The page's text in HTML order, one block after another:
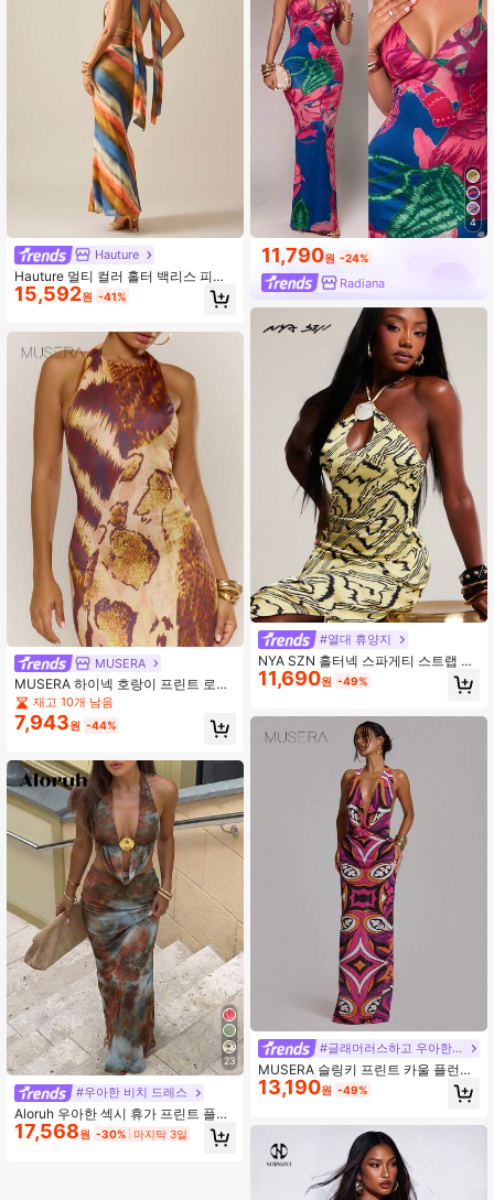
Hauture
Hauture 멀티 컬러 홀터 백리스 피팅
맥시 드레스 넥 타이 장식, 보헤미안
15,592원 -41%
MUSERA
MUSERA 하이넥 호랑이 프린트 로우
스쿱 사이드 홀터넥 피티드 맥시 드레
스 귀여운 섹시 홀리데이 봄 여름 축제
쿨 걸 빈티지 이브닝 파티 휴가
재고 10개 남음
7,943원 -44%
23
#우아한 비치 드레스
Aloruh 우아한 섹시 휴가 프린트 플런
징 넥 드레스, 아일랜드 리조트, 음악
축제 공연을 위한 등 없는 니트 롱 드
17,568원 -30% 마지막 3일
4
11,790원 -24%
Radiana
#열대 휴양지
NYA SZN 홀터넥 스파게티 스트랩 백
리스 여름 패션 슬릿 프린트 홀터 맥시
드레스
11,690원 -49%
#글래머러스하고 우아한 드레스
MUSERA 슬링키 프린트 카울 플런지
스트레이트 핏 맥시 드레스 봄 여름 이
비자 페스티벌 휴가 귀여운 섹시 Y2k
13,190원 -49%